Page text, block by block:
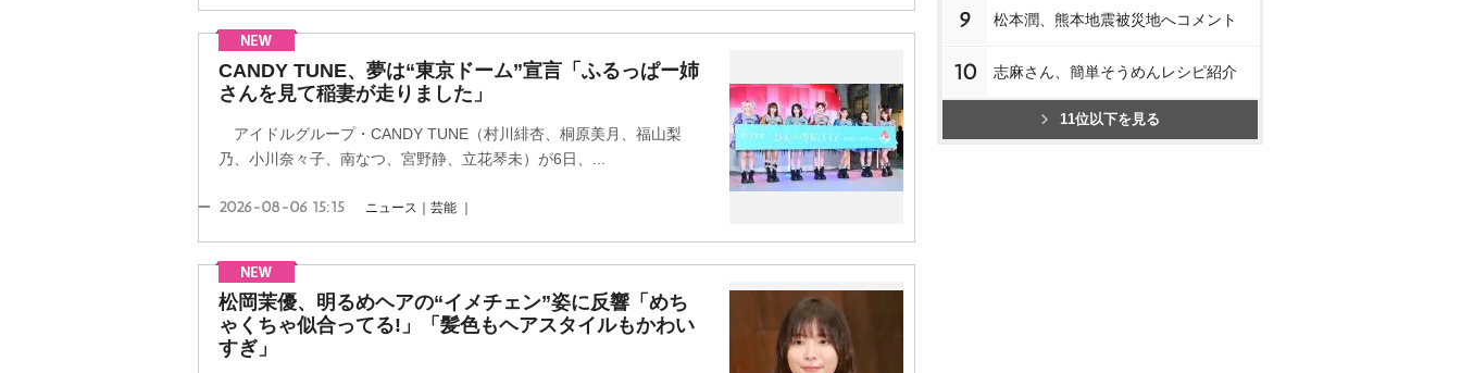
CANDY TUNE、夢は“東京ドーム”宣言「ふるっぱー姉
さんを見て稲妻が走りました」
アイドルグループ・CANDY TUNE（村川緋杏、桐原美月、福山梨
乃、小川奈々子、南なつ、宮野静、立花琴未）が6日、...
2026-08-06 15:15 ニュース｜芸能 ｜
松岡茉優、明るめヘアの“イメチェン”姿に反響「めち
ゃくちゃ似合ってる!」「髪色もヘアスタイルもかわい
すぎ」
9 松本潤、熊本地震被災地へコメント
10 志麻さん、簡単そうめんレシピ紹介
11位以下を見る